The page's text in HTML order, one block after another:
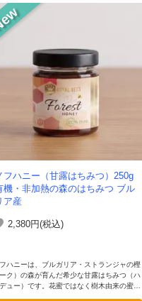
フハニー（甘露はちみつ）250g
機・非加熱の森のはちみつ ブル
ア産
2,380円(税込)
ハニーは、ブルガリア・ストランジャの樫
ーク）の森が育んだ希少な甘露はちみつ（ハ
ュー）です。花蜜ではなく樹木由来の蜜を